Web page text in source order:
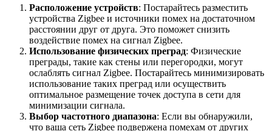
Расположение устройств: Постарайтесь разместить
устройства Zigbee и источники помех на достаточном
расстоянии друг от друга. Это поможет снизить
воздействие помех на сигнал Zigbee.
Использование физических преград: Физические
преграды, такие как стены или перегородки, могут
ослаблять сигнал Zigbee. Постарайтесь минимизировать
использование таких преград или осуществить
оптимальное размещение точек доступа в сети для
минимизации сигнала.
Выбор частотного диапазона: Если вы обнаружили,
что ваша сеть Zigbee подвержена помехам от других